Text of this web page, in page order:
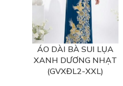
ÁO DÀI BÀ SUI LỤA
XANH DƯƠNG NHẠT
(GVXĐL2-XXL)